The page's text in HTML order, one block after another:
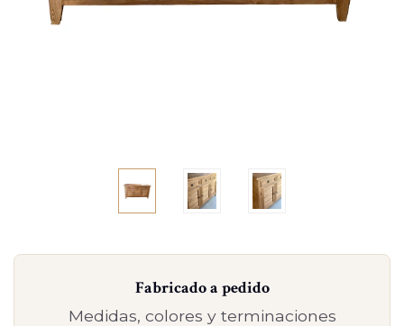
Fabricado a pedido
Medidas, colores y terminaciones